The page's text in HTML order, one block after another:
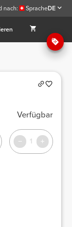
nach: SpracheDE
Verfügbar
1